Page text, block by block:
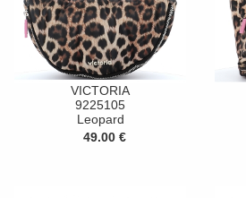
VICTORIA
9225105
Leopard
49.00 €